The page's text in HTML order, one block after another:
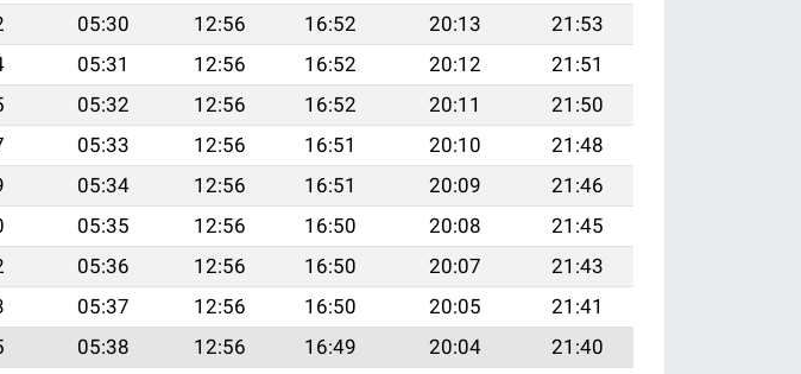
05:30 12:56 16:52 20:13
21:53
05:31 12:56 16:52 20:12
21:51
05:32 12:56 16:52 20:11
21:50
05:33 12:56 16:51 20:10
21:48
05:34 12:56 16:51 20:09
21:46
05:35 12:56 16:50 20:08
21:45
05:36 12:56 16:50 20:07
21:43
05:37 12:56 16:50 20:05
21:41
05:38 12:56 16:49 20:04
21:40